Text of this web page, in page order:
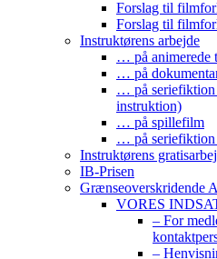
Forslag til
Forslag til
Instruktørens arbejde
… på animerede
… på
… på seriefiktion
instruktion)
… på spillefilm
… på seriefiktion
Instruktørens
IB-Prisen
Grænseoverskridende
VORES
– For
–